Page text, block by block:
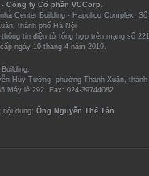
- Công ty Cổ phần VCCorp.
Center Building - Hapulico Complex,
thành phố Hà Nội
tin điện tử tổng hợp trên mạng số
ngày 10 tháng 4 năm 2019.
Huy Tưởng, phường Thanh Xuân, thành
Máy lẻ 292. Fax: 024-39744082
nội dung: Ông Nguyễn Thế Tân